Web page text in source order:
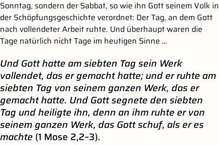
Sonntag, sondern der Sabbat, so wie ihn Gott seinem Volk in
der Schöpfungsgeschichte verordnet: Der Tag, an dem Gott
nach vollendeter Arbeit ruhte. Und überhaupt waren die
Tage natürlich nicht Tage im heutigen Sinne …
Und Gott hatte am siebten Tag sein Werk
vollendet, das er gemacht hatte; und er ruhte am
siebten Tag von seinem ganzen Werk, das er
gemacht hatte. Und Gott segnete den siebten
Tag und heiligte ihn, denn an ihm ruhte er von
seinem ganzen Werk, das Gott schuf, als er es
machte (1 Mose 2,2–3).